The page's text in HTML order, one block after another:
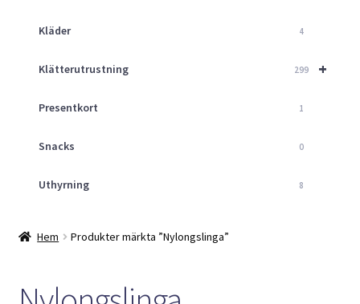
Aktuellt
Kläder 4
+
Klätterutrustning 299
Presentkort 1
Snacks 0
Uthyrning 8
Hem Produkter märkta ”Nylongslinga”